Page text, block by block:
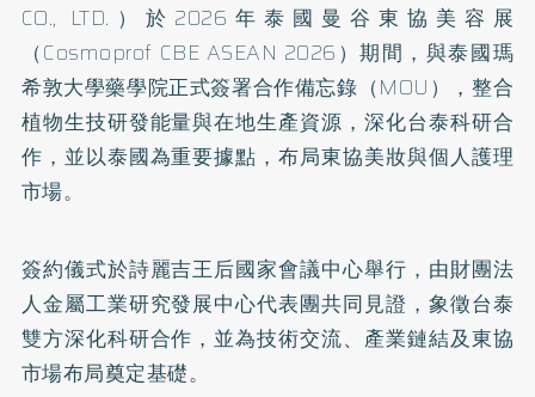
CO., LTD.）於2026年泰國曼谷東協美容展
（Cosmoprof CBE ASEAN 2026）期間，與泰國瑪
希敦大學藥學院正式簽署合作備忘錄（MOU），整合
植物生技研發能量與在地生產資源，深化台泰科研合
作，並以泰國為重要據點，布局東協美妝與個人護理
市場。
簽約儀式於詩麗吉王后國家會議中心舉行，由財團法
人金屬工業研究發展中心代表團共同見證，象徵台泰
雙方深化科研合作，並為技術交流、產業鏈結及東協
市場布局奠定基礎。